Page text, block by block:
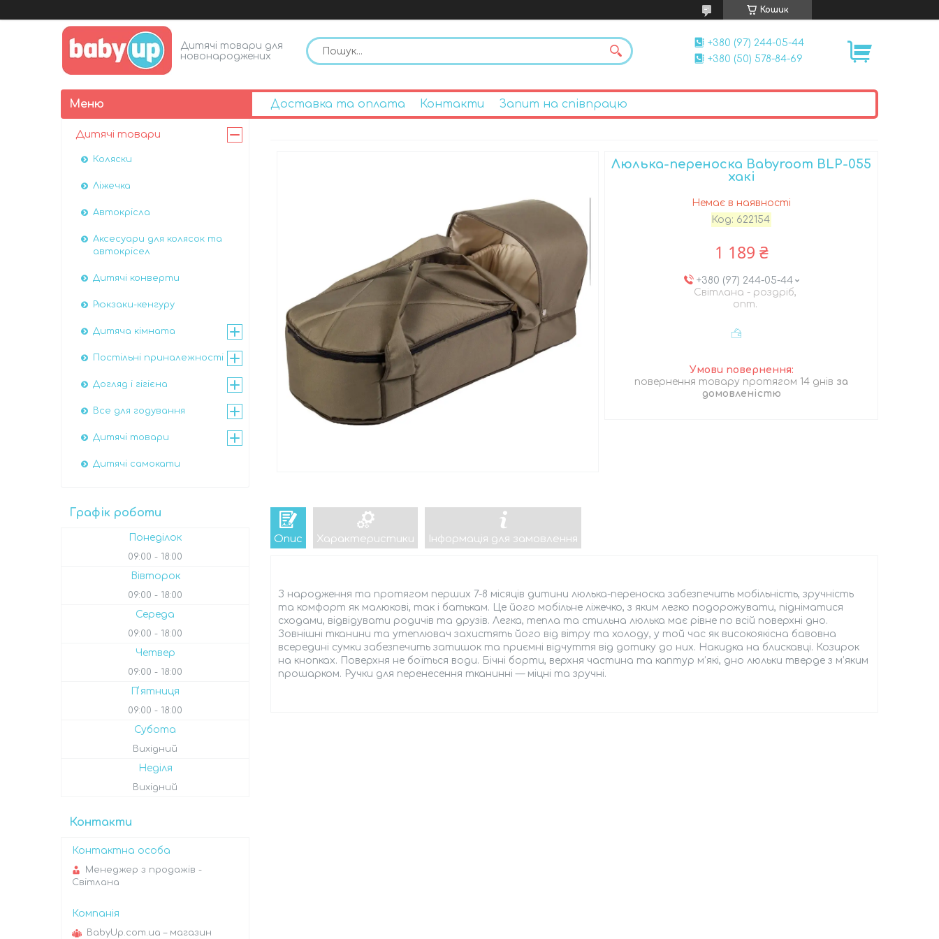
Кошик
Дитячі товари для
новонароджених
+380 (97) 244-05-44
+380 (50) 578-84-69
Доставка та оплата Контакти Запит на співпрацю
Люлька-переноска Babyroom BLP-055
хакі
Немає в наявності
Код: 622154
1 189 ₴
+380 (97) 244-05-44
Світлана - роздріб,
опт.
повернення товару протягом 14 днів за
домовленістю
Опис Характеристики Інформація для замовлення
З народження та протягом перших 7-8 місяців дитини люлька-переноска забезпечить мобільність, зручність
та комфорт як малюкові, так і батькам. Це його мобільне ліжечко, з яким легко подорожувати, підніматися
сходами, відвідувати родичів та друзів. Легка, тепла та стильна люлька має рівне по всій поверхні дно.
Зовнішні тканини та утеплювач захистять його від вітру та холоду, у той час як високоякісна бавовна
всередині сумки забезпечить затишок та приємні відчуття від дотику до них. Накидка на блискавці. Козирок
на кнопках. Поверхня не боїться води. Бічні борти, верхня частина та каптур м’які, дно люльки тверде з м’яким
прошарком. Ручки для перенесення тканинні — міцні та зручні.
Дитячі товари
Коляски
Ліжечка
Автокрісла
Аксесуари для колясок та
автокрісел
Дитячі конверти
Рюкзаки-кенгуру
Дитяча кімната
Постільні приналежності
Догляд і гігієна
Все для годування
Дитячі товари
Дитячі самокати
Графік роботи
Понеділок
09:00 18:00
Вівторок
09:00 18:00
Середа
09:00 18:00
Четвер
09:00 18:00
Пʼятниця
09:00 18:00
Субота
Вихідний
Неділя
Вихідний
Контакти
Менеджер з продажів -
Світлана
BabyUp.com.ua – магазин